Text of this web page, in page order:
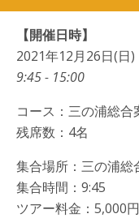
【開催日時】
2021年12月26日(日)
9:45 - 15:00
コース：三の浦総
残席数：4名
集合場所：三の浦総
集合時間：9:45
ツアー料金：5,000円